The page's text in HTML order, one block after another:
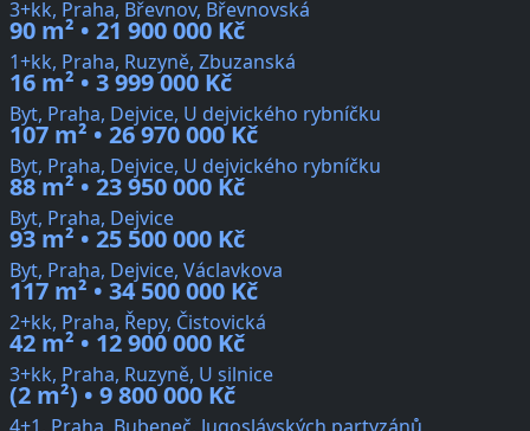
3+kk, Praha, Břevnov, Břevnovská
90 m² • 21 900 000 Kč
1+kk, Praha, Ruzyně, Zbuzanská
16 m² • 3 999 000 Kč
Byt, Praha, Dejvice, U dejvického rybníčku
107 m² • 26 970 000 Kč
Byt, Praha, Dejvice, U dejvického rybníčku
88 m² • 23 950 000 Kč
Byt, Praha, Dejvice
93 m² • 25 500 000 Kč
Byt, Praha, Dejvice, Václavkova
117 m² • 34 500 000 Kč
2+kk, Praha, Řepy, Čistovická
42 m² • 12 900 000 Kč
3+kk, Praha, Ruzyně, U silnice
(2 m²) • 9 800 000 Kč